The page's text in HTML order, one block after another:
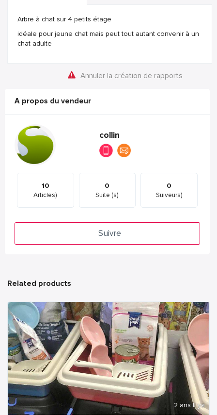
Arbre à chat sur 4 petits étage
idéale pour jeune chat mais peut tout autant convenir à un
chat adulte
Annuler la création de rapports
A propos du vendeur
collin
10
Articles)
0
Suite (s)
0
Suiveurs)
Suivre
Related products
2 ans Il ya